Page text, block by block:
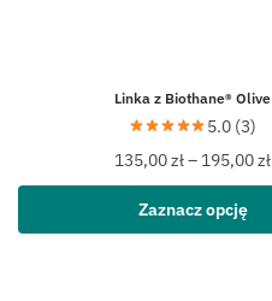
Linka z Biothane® Olive
5.0 (3)
135,00zł– 195,00zł
Zaznacz opcję